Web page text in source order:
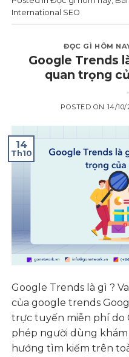
International SEO
ĐỌC GÌ HÔM
Google Trends
quan trọng
POSTED ON 14/
14
Th10
Google Trends là gì ?
của google trends
trực tuyến miễn phí do
phép người dùng
hướng tìm kiếm trên